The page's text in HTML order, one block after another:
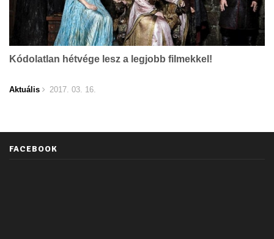
Kódolatlan hétvége lesz a legjobb filmekkel!
Aktuális 2017. 03. 16.
FACEBOOK